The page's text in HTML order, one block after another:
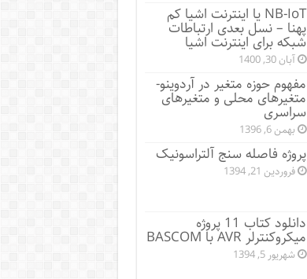
NB-IoT یا اینترنت اشیا کم
پهنا – نسل بعدی ارتباطات
شبکه برای اینترنت اشیا
آبان 30, 1400
مفهوم حوزه متغیر در آردوینو-
متغیرهای محلی و متغیرهای
سراسری
بهمن 6, 1396
پروژه فاصله سنج آلتراسونیک
فروردین 21, 1394
دانلود کتاب 11 پروژه
میکروکنترلر AVR با BASCOM
شهریور 5, 1394